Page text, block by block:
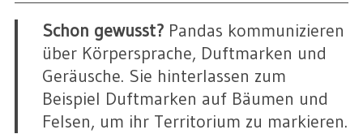
Schon gewusst?Pandas kommunizieren
über Körpersprache, Duftmarken und
Geräusche. Sie hinterlassen zum
Beispiel Duftmarken auf Bäumen und
Felsen, um ihr Territorium zu markieren.